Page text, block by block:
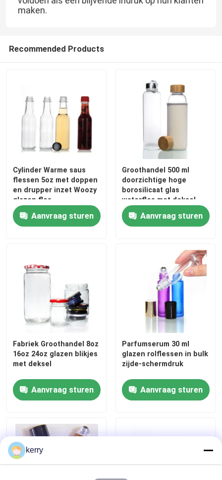
Kwaliteitscontrole
Contacteer ons
Glazen flessen
glaskruiken
Fleskap van pot
Huishoudelijk glaswerk
maken.
Recommended Products
Cylinder Warme saus
flessen 5oz met doppen
en drupper inzet Woozy
glazen fles
Aanvraag sturen
Groothandel 500 ml
doorzichtige hoge
borosilicaat glas
waterfles met deksel
van roestvrij staal
Aanvraag sturen
Fabriek Groothandel 8oz
16oz 24oz glazen blikjes
met deksel
Aanvraag sturen
Parfumserum 30 ml
glazen rolflessen in bulk
zijde-schermdruk
Aanvraag sturen
kerry